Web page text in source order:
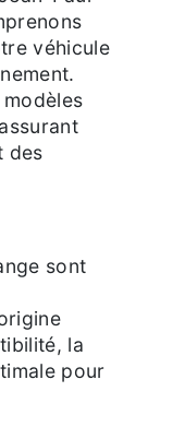
véhicule
des
sont
la
pour